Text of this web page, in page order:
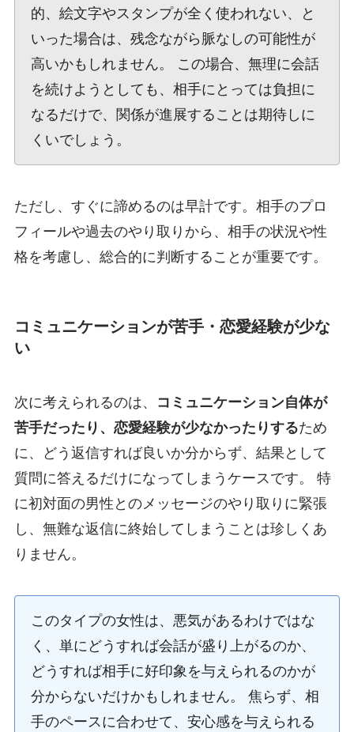
的、絵文字やスタンプが全く使われない、と
いった場合は、残念ながら脈なしの可能性が
高いかもしれません。 この場合、無理に会話
を続けようとしても、相手にとっては負担に
なるだけで、関係が進展することは期待しに
くいでしょう。
ただし、すぐに諦めるのは早計です。相手のプロ
フィールや過去のやり取りから、相手の状況や性
格を考慮し、総合的に判断することが重要です。
コミュニケーションが苦手・恋愛経験が少な
い
次に考えられるのは、
コミュニケーション自体が
苦手だったり、恋愛経験が少なかったりするため
に、どう返信すれば良いか分からず、結果として
質問に答えるだけになってしまうケースです。 特
に初対面の男性とのメッセージのやり取りに緊張
し、無難な返信に終始してしまうことは珍しくあ
りません。
このタイプの女性は、悪気があるわけではな
く、単にどうすれば会話が盛り上がるのか、
どうすれば相手に好印象を与えられるのかが
分からないだけかもしれません。 焦らず、相
手のペースに合わせて、安心感を与えられる